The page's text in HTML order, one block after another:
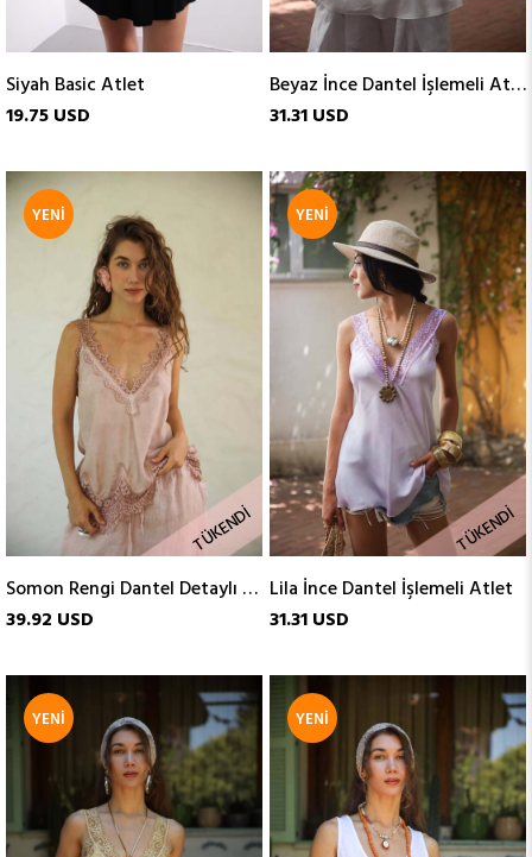
Siyah Basic Atlet
19.75 USD
Beyaz İnce Dantel İşlemeli Atlet
31.31 USD
TÜKENDI
Somon Rengi Dantel Detaylı Atlet
39.92 USD
YENI
TÜKENDI
Lila İnce Dantel İşlemeli Atlet
31.31 USD
YENI
ÜRÜN
YENI
ÜRÜN
YENI